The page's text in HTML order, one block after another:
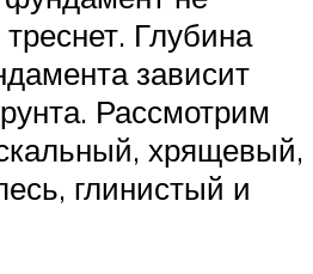
Глубина
зависит
Рассмотрим
хрящевый,
глинистый и